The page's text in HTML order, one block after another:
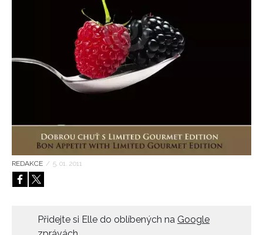
REDAKCE / 5. 01. 2011
Přidejte si Elle do oblíbených na Google